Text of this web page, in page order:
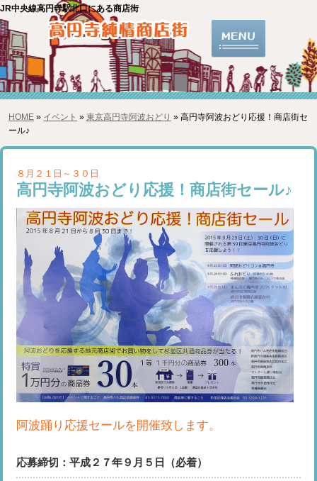
JR中央線高円寺駅北口にある商店街
HOME » イベント » 東京高円寺阿波おどり » 高円寺阿波おどり応援！商店街セ
ール♪
８月２１日～３０日
高円寺阿波おどり応援！商店街セール♪
阿波踊り応援セールを開催致します。
応募締切：平成２７年９月５日（必着）